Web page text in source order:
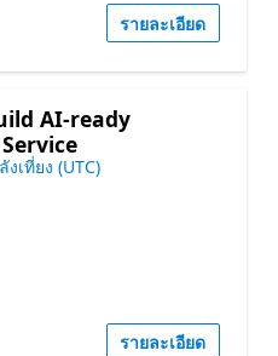
รายละเอียด
AI-ready
เที่ยง (UTC)
รายละเอียด